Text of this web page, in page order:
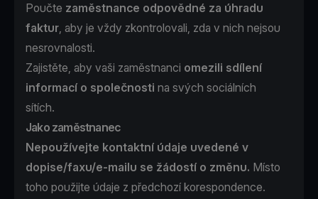
Poučte zaměstnance odpovědné za úhradu
faktur, aby je vždy zkontrolovali, zda v nich nejsou
nesrovnalosti.
Zajistěte, aby vaši zaměstnanci omezili sdílení
informací o společnosti na svých sociálních
sítích.
Jako zaměstnanec
Nepoužívejte kontaktní údaje uvedené v
dopise/faxu/e-mailu se žádostí o změnu. Místo
toho použijte údaje z předchozí korespondence.